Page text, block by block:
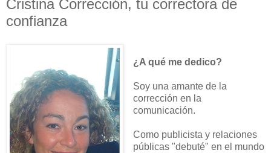
Cristina Corrección, tu correctora de
confianza
¿A qué me dedico?
Soy una amante de la
corrección en la
comunicación.
Como publicista y relaciones
públicas "debuté" en el mundo